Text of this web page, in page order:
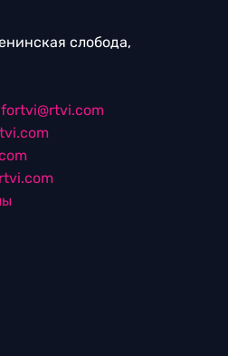
слобода,